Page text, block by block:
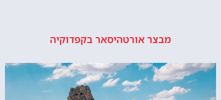
מבצר אורטהיסאר בקפדוקיה